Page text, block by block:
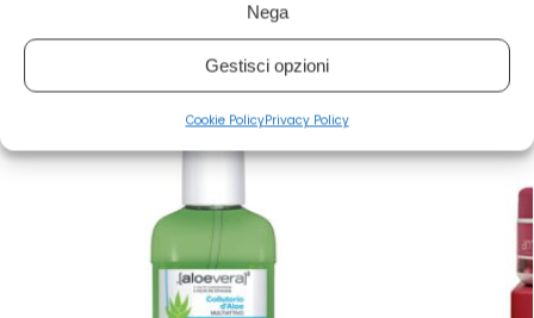
Nega
Gestisci opzioni
Cookie PolicyPrivacy Policy
Prodotti correlati